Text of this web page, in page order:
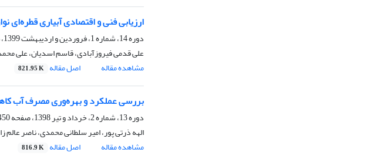
ارزیابی فنی و اقتصادی آبیاری قطره‌ای
دوره 14، شماره 1، فروردین و اردیبهشت 1399، صفحه
علی قدمی فیروزآبادی، قاسم اسدیان، علی
مشاهده مقاله
اصل مقاله 821.95 K
بررسی عملکرد و بهره‌وری مصرف آب
دوره 13، شماره 2، خرداد و تیر 1398، صفحه
461
الهه ذرتی پور، امیر سلطانی محمدی، ناصر عالم
مشاهده مقاله
اصل مقاله 816.9 K